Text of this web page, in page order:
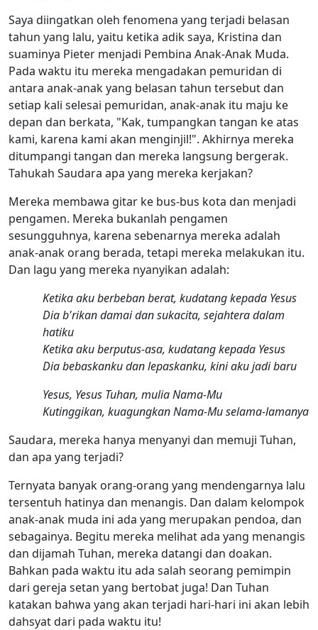
Saya diingatkan oleh fenomena yang terjadi belasan
tahun yang lalu, yaitu ketika adik saya, Kristina dan
suaminya Pieter menjadi Pembina Anak-Anak Muda.
Pada waktu itu mereka mengadakan pemuridan di
antara anak-anak yang belasan tahun tersebut dan
setiap kali selesai pemuridan, anak-anak itu maju ke
depan dan berkata, "Kak, tumpangkan tangan ke atas
kami, karena kami akan menginjil!". Akhirnya mereka
ditumpangi tangan dan mereka langsung bergerak.
Tahukah Saudara apa yang mereka kerjakan?
Mereka membawa gitar ke bus-bus kota dan menjadi
pengamen. Mereka bukanlah pengamen
sesungguhnya, karena sebenarnya mereka adalah
anak-anak orang berada, tetapi mereka melakukan itu.
Dan lagu yang mereka nyanyikan adalah:
Ketika aku berbeban berat, kudatang kepada Yesus
Dia b'rikan damai dan sukacita, sejahtera dalam
hatiku
Ketika aku berputus-asa, kudatang kepada Yesus
Dia bebaskanku dan lepaskanku, kini aku jadi baru
Yesus, Yesus Tuhan, mulia Nama-Mu
Kutinggikan, kuagungkan Nama-Mu selama-lamanya
Saudara, mereka hanya menyanyi dan memuji Tuhan,
dan apa yang terjadi?
Ternyata banyak orang-orang yang mendengarnya lalu
tersentuh hatinya dan menangis. Dan dalam kelompok
anak-anak muda ini ada yang merupakan pendoa, dan
sebagainya. Begitu mereka melihat ada yang menangis
dan dijamah Tuhan, mereka datangi dan doakan.
Bahkan pada waktu itu ada salah seorang pemimpin
dari gereja setan yang bertobat juga! Dan Tuhan
katakan bahwa yang akan terjadi hari-hari ini akan lebih
dahsyat dari pada waktu itu!